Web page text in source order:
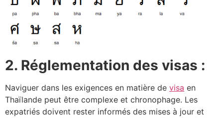
2. Réglementation des visas :
Naviguer dans les exigences en matière de visa en
Thaïlande peut être complexe et chronophage. Les
expatriés doivent rester informés des mises à jour et